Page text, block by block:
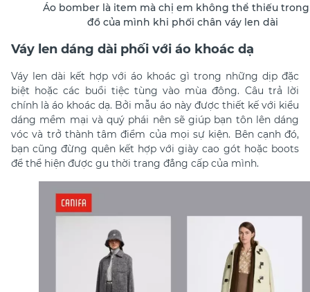
Áo bomber là item mà chị em không thể thiếu
đồ của mình khi phối chân váy len dài
Váy len dáng dài phối với áo khoác dạ
Váy len dài kết hợp với áo khoác gì trong những dịp đặc
biệt hoặc các buổi tiệc tùng vào mùa đông. Câu trả lời
chính là áo khoác dạ. Bởi mẫu áo này được thiết kế với kiểu
dáng mềm mại và quý phái nên sẽ giúp bạn tôn lên dáng
vóc và trở thành tâm điểm của mọi sự kiện. Bên cạnh đó,
bạn cũng đừng quên kết hợp với giày cao gót hoặc boots
để thể hiện được gu thời trang đẳng cấp của mình.